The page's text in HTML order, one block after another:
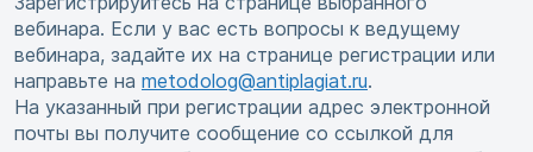
вебинара. Если у вас есть вопросы к ведущему
вебинара, задайте их на странице регистрации или
направьте на metodolog@antiplagiat.ru.
На указанный при регистрации адрес электронной
почты вы получите сообщение со ссылкой для